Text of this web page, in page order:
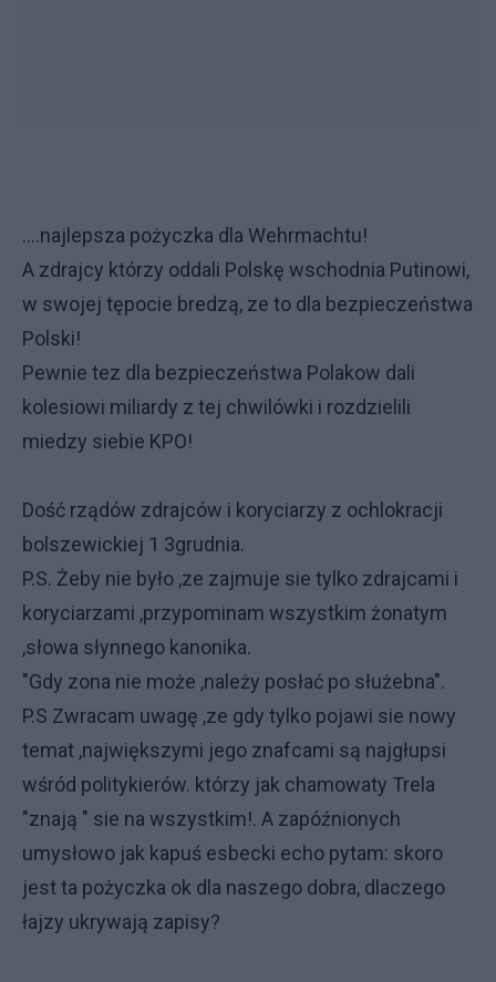
....najlepsza pożyczka dla Wehrmachtu!
A zdrajcy którzy oddali Polskę wschodnia Putinowi,
w swojej tępocie bredzą, ze to dla bezpieczeństwa
Polski!
Pewnie tez dla bezpieczeństwa Polakow dali
kolesiowi miliardy z tej chwilówki i rozdzielili
miedzy siebie KPO!
Dość rządów zdrajców i koryciarzy z ochlokracji
bolszewickiej 1 3grudnia.
P.S. Żeby nie było ,ze zajmuje sie tylko zdrajcami i
koryciarzami ,przypominam wszystkim żonatym
,słowa słynnego kanonika.
"Gdy zona nie może ,należy posłać po służebna".
P.S Zwracam uwagę ,ze gdy tylko pojawi sie nowy
temat ,największymi jego znafcami są najgłupsi
wśród politykierów. którzy jak chamowaty Trela
"znają " sie na wszystkim!. A zapóźnionych
umysłowo jak kapuś esbecki echo pytam: skoro
jest ta pożyczka ok dla naszego dobra, dlaczego
łajzy ukrywają zapisy?